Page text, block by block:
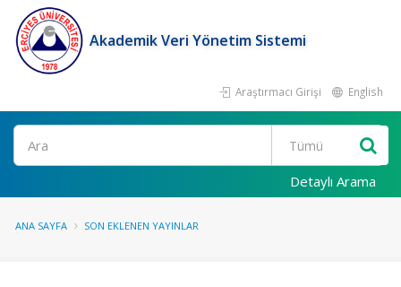
Akademik Veri Yönetim Sistemi
Araştırmacı Girişi English
Ara
Detaylı Arama
ANA SAYFA SON EKLENEN YAYINLAR